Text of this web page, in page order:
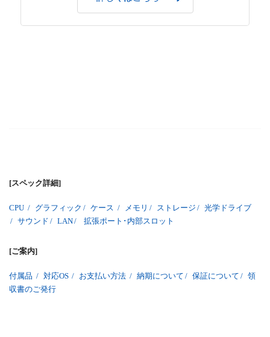
[スペック詳細]
CPU / グラフィック / ケース / メモリ / ストレージ / 光学ドライブ
/ サウンド / LAN/ 拡張ポート･内部スロット
[ご案内]
付属品 / 対応OS / お支払い方法 / 納期について / 保証について / 領
収書のご発行